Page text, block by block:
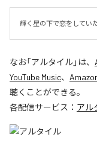
輝く星の下で恋をしていた
なお「アルタイル」は、
YouTube Music、
聴くことができる。
各配信サービス： アル